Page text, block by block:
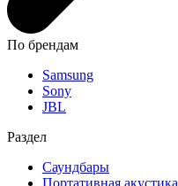
По брендам
Samsung
Sony
JBL
Раздел
Саундбары
Портативная акустика